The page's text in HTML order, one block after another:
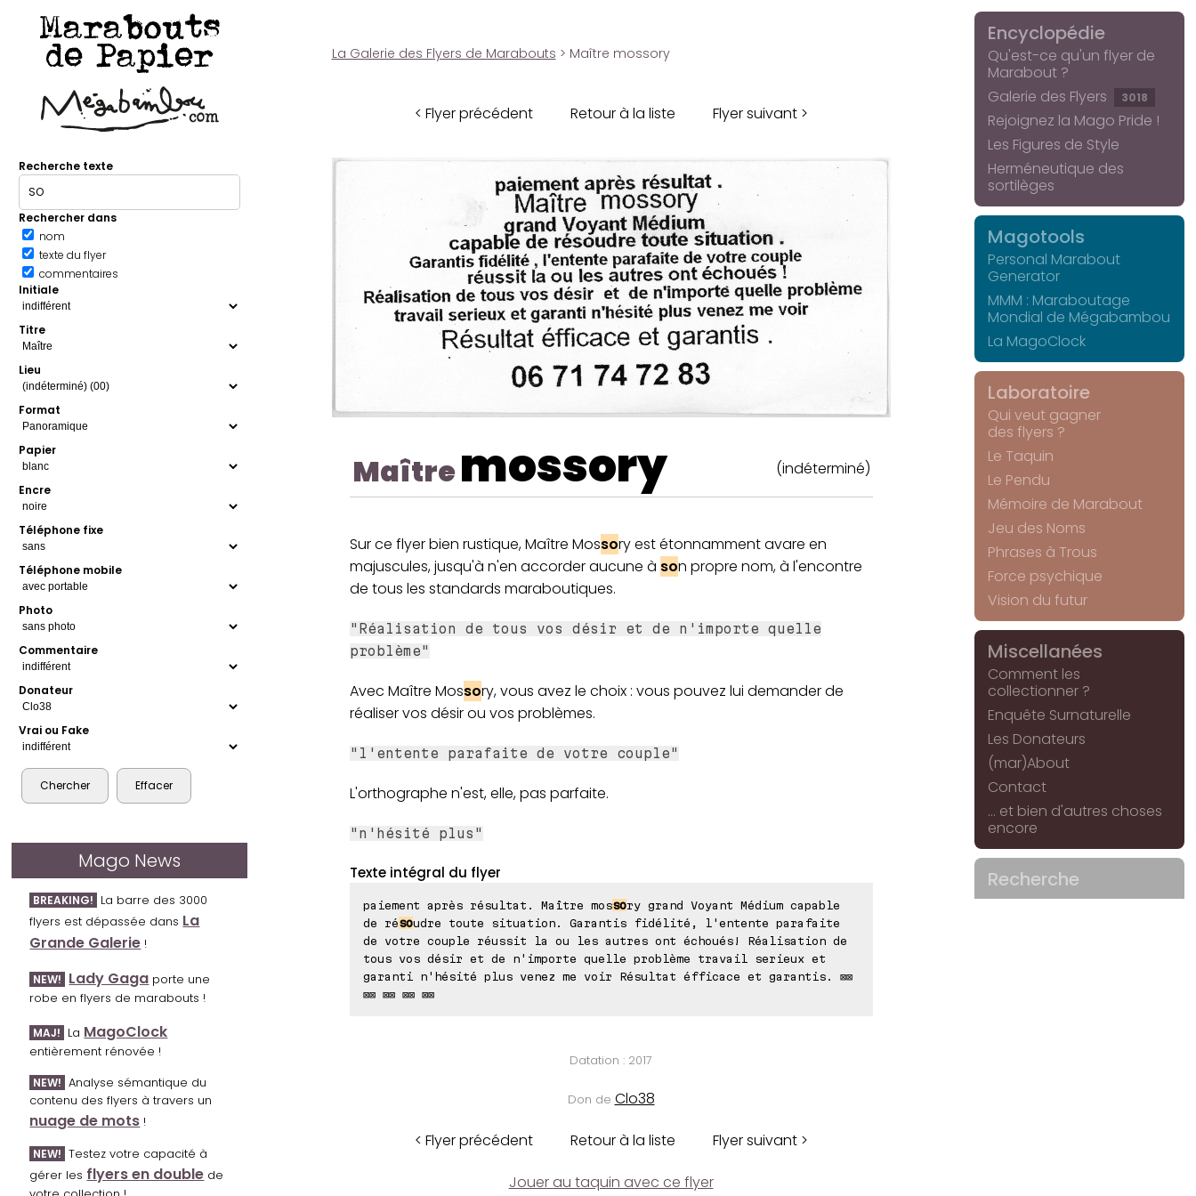
Marabouts
de Papier
Recherche texte
Rechercher dans
nom
texte du flyer
commentaires
Initiale
Titre
Lieu
Format
Papier
Encre
Téléphone fixe
Téléphone mobile
Photo
Commentaire
Donateur
Vrai ou Fake
Mago News
BREAKING! La barre des 3000
flyers est dépassée dans La
Grande Galerie !
NEW! Lady Gaga porte une
robe en flyers de marabouts !
MAJ! La MagoClock
entièrement rénovée !
NEW! Analyse sémantique du
contenu des flyers à travers un
nuage de mots !
NEW! Testez votre capacité à
gérer les flyers en double de
La Galerie des Flyers de Marabouts > Maître mossory
< Flyer précédent Retour à la liste Flyer suivant >
Maîtremossory (indéterminé)
Sur ce flyer bien rustique, Maître Mossory est étonnamment avare en
majuscules, jusqu'à n'en accorder aucune à son propre nom, à l'encontre
de tous les standards maraboutiques.
"Réalisation de tous vos désir et de n'importe quelle
problème"
Avec Maître Mossory, vous avez le choix : vous pouvez lui demander de
réaliser vos désir ou vos problèmes.
"l'entente parafaite de votre couple"
L'orthographe n'est, elle, pas parfaite.
"n'hésité plus"
Texte intégral du flyer
paiement après résultat. Maître mossory grand Voyant Médium capable
de résoudre toute situation. Garantis fidélité, l'entente parafaite
de votre couple réussit la ou les autres ont échoués! Réalisation de
tous vos désir et de n'importe quelle problème travail serieux et
garanti n'hésité plus venez me voir Résultat éfficace et garantis. ⊠⊠
⊠⊠ ⊠⊠ ⊠⊠ ⊠⊠
Datation : 2017
Don de Clo38
< Flyer précédent Retour à la liste Flyer suivant >
Jouer au taquin avec ce flyer
Encyclopédie
Qu'est-ce qu'un flyer de
Marabout ?
Galerie des Flyers
3018
Rejoignez la Mago Pride !
Les Figures de Style
Herméneutique des
sortilèges
Magotools
Personal Marabout
Generator
MMM : Maraboutage
Mondial de Mégabambou
La MagoClock
Laboratoire
Qui veut gagner
des flyers ?
Le Taquin
Le Pendu
Mémoire de Marabout
Jeu des Noms
Phrases à Trous
Force psychique
Vision du futur
Miscellanées
Comment les
collectionner ?
Enquête Surnaturelle
Les Donateurs
(mar)About
Contact
... et bien d'autres choses
encore
Recherche